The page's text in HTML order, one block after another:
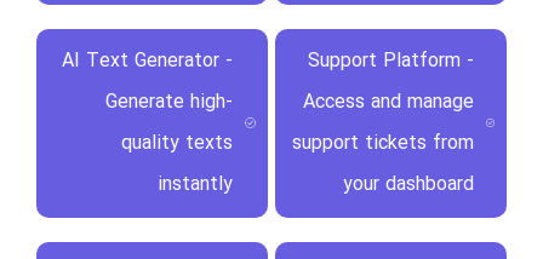
Support Platform -
Access and manage
support tickets from
your dashboard
AI Text Generator -
Generate high-
quality texts
instantly